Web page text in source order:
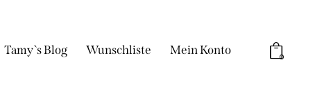
Tamy`s Blog Wunschliste Mein Konto 0